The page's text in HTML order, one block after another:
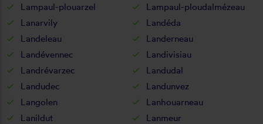
Lampaul-plouarzel
Lampaul-ploudalmézeau
Lanarvily
Landéda
Landeleau
Landerneau
Landévennec
Landivisiau
Landrévarzec
Landudal
Landudec
Landunvez
Langolen
Lanhouarneau
Lanildut
Lanmeur